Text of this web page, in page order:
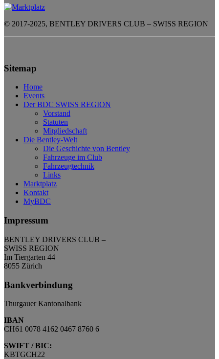
© 2017-2025, BENTLEY DRIVERS CLUB – SWISS REGION
Sitemap
Home
Events
Der BDC SWISS REGION
Vorstand
Statuten
Mitgliedschaft
Die Bentley-Welt
Die Geschichte von Bentley
Fahrzeuge im Club
Fahrzeugtechnik
Links
Marktplatz
Kontakt
MyBDC
Impressum
BENTLEY DRIVERS CLUB –
SWISS REGION
Im Tiergarten 44
8055 Zürich
Bankverbindung
Thurgauer Kantonalbank
IBAN
CH61 0078 4162 0467 8760 6
SWIFT / BIC:
KBTGCH22